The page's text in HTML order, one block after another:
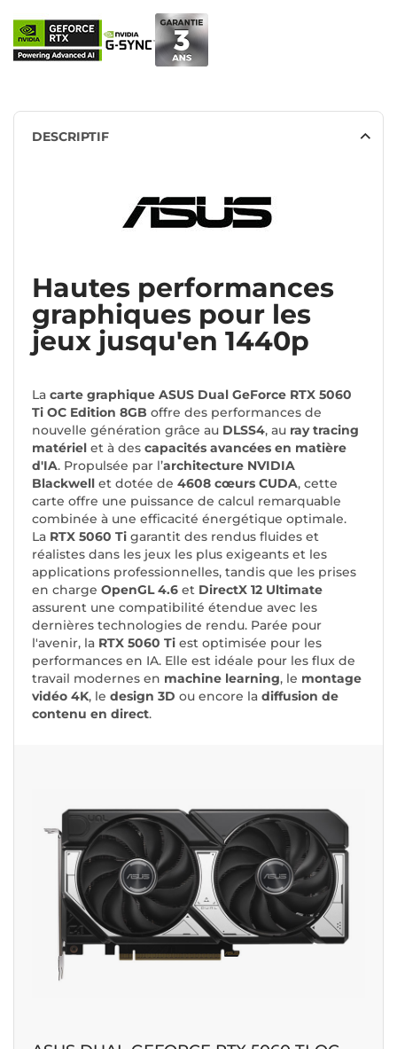
DESCRIPTIF
Hautes performances
graphiques pour les
jeux jusqu'en 1440p
La carte graphique ASUS Dual GeForce RTX 5060
Ti OC Edition 8GB offre des performances de
nouvelle génération grâce au DLSS4, au ray tracing
matériel et à des capacités avancées en matière
d'IA. Propulsée par l’architecture NVIDIA
Blackwell et dotée de 4608 cœurs CUDA, cette
carte offre une puissance de calcul remarquable
combinée à une efficacité énergétique optimale.
La RTX 5060 Ti garantit des rendus fluides et
réalistes dans les jeux les plus exigeants et les
applications professionnelles, tandis que les prises
en charge OpenGL 4.6 et DirectX 12 Ultimate
assurent une compatibilité étendue avec les
dernières technologies de rendu. Parée pour
l'avenir, la RTX 5060 Ti est optimisée pour les
performances en IA. Elle est idéale pour les flux de
travail modernes en machine learning, le montage
vidéo 4K, le design 3D ou encore la diffusion de
contenu en direct.